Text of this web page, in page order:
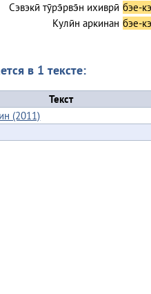
Сэвэкӣ тӯрэ̄рвэ̄н ихиврӣ бэе-кэ
Кулӣн аркинан бэе-кэ
в 1 тексте:
Текст
(2011)